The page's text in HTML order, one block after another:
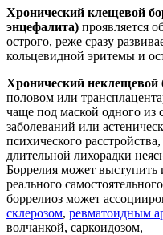
Хронический клещевой
энцефалита) проявляется
острого, реже сразу
кольцевидной эритемы и
Хронический неклещевой
половом или
чаще под маской одного
заболеваний или
психического
длительной лихорадки
Боррелия может выступить
реального
боррелиоз может
склерозом, ревматоидным
волчанкой, саркоидозом,